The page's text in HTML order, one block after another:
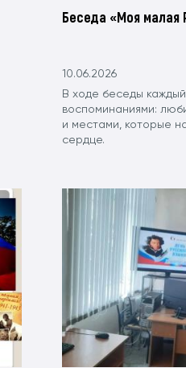
Беседа «Моя малая
10.06.2026
В ходе беседы
воспоминаниями:
и местами, которые
сердце.